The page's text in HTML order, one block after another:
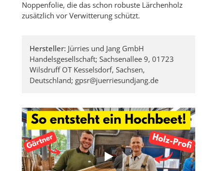
Noppenfolie, die das schon robuste Lärchenholz
zusätzlich vor Verwitterung schützt.
Hersteller: Jürries und Jang GmbH
Handelsgesellschaft; Sachsenallee 9, 01723
Wilsdruff OT Kesselsdorf, Sachsen,
Deutschland; gpsr@juerriesundjang.de